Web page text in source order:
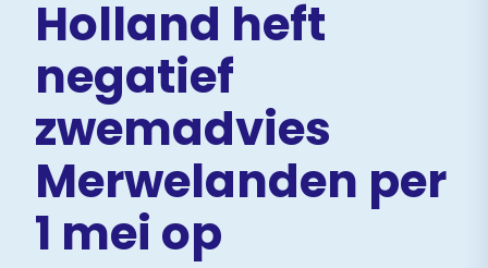
Holland heft
negatief
zwemadvies
Merwelanden per
1 mei op